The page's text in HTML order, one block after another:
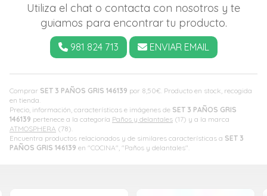
Comprar SET 3 PAÑOS GRIS 146139 por 8,50€ . Producto en stock, recogida
en tienda.
Precio, información, características e imágenes de SET 3 PAÑOS GRIS
146139 pertenece a la categoría Paños y delantales (17) y a la marca
ATMOSPHERA (78).
Encuentra productos relacionados y de similares características a SET 3
PAÑOS GRIS 146139 en "COCINA", "Paños y delantales".
Utiliza el chat o contacta con nosotros y te
guiamos para encontrar tu producto.
981 824 713 ENVIAR EMAIL